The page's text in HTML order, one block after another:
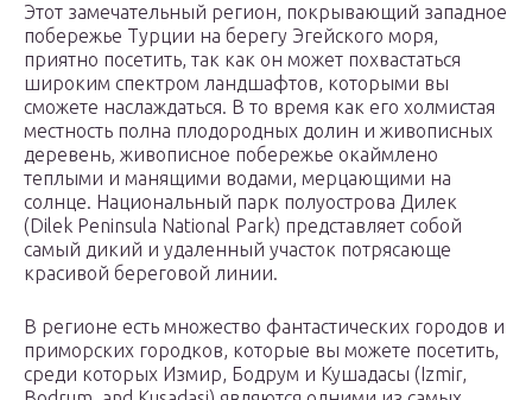
Этот замечательный регион, покрывающий западное
побережье Турции на берегу Эгейского моря,
приятно посетить, так как он может похвастаться
широким спектром ландшафтов, которыми вы
сможете наслаждаться. В то время как его холмистая
местность полна плодородных долин и живописных
деревень, живописное побережье окаймлено
теплыми и манящими водами, мерцающими на
солнце. Национальный парк полуострова Дилек
(Dilek Peninsula National Park) представляет собой
самый дикий и удаленный участок потрясающе
красивой береговой линии.
В регионе есть множество фантастических городов и
приморских городков, которые вы можете посетить,
среди которых Измир, Бодрум и Кушадасы (Izmir,